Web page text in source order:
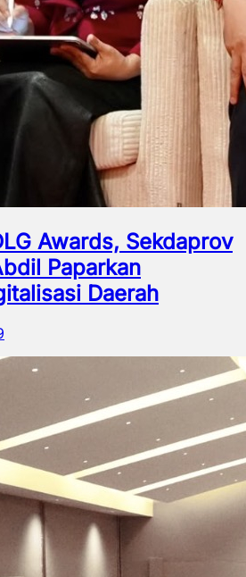
Awards, Sekdaprov
Paparkan
Daerah